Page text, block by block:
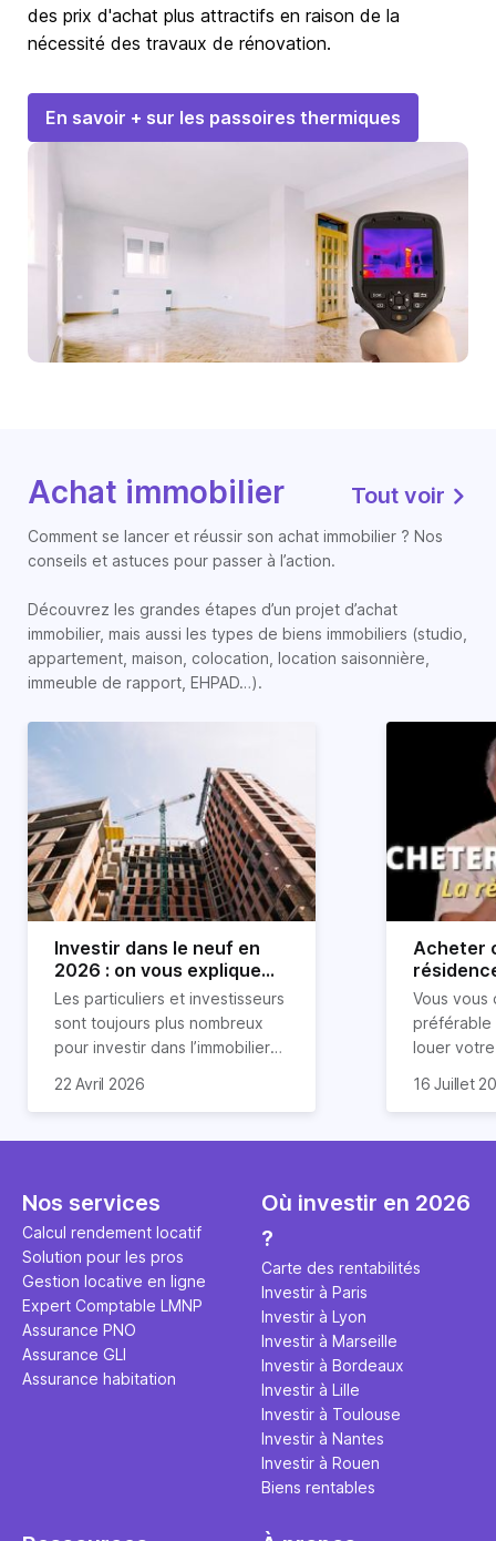
des prix d'achat plus attractifs en raison de la
nécessité des travaux de rénovation.
En savoir + sur les passoires thermiques
Achat immobilier Tout voir
Comment se lancer et réussir son achat immobilier ? Nos
conseils et astuces pour passer à l’action.
Découvrez les grandes étapes d’un projet d’achat
immobilier, mais aussi les types de biens immobiliers (studio,
appartement, maison, colocation, location saisonnière,
immeuble de rapport, EHPAD…).
Investir dans le neuf en
2026 : on vous explique
tout !
Les particuliers et investisseurs
sont toujours plus nombreux
pour investir dans l’immobilier
nombreux avantages à choisir
expliquons tout dans cet
22 Avril 2026
Acheter
règle
révélée
Vous vous
préférable
louer
expert en
règle
ce secret
l'argent
principale
études et
16 Juillet
Nos services
Calcul rendement locatif
Solution pour les pros
Gestion locative en ligne
Expert Comptable LMNP
Assurance PNO
Assurance GLI
Assurance habitation
Où investir en 2026
?
Carte des rentabilités
Investir à Paris
Investir à Lyon
Investir à Marseille
Investir à Bordeaux
Investir à Lille
Investir à Toulouse
Investir à Nantes
Investir à Rouen
Biens rentables